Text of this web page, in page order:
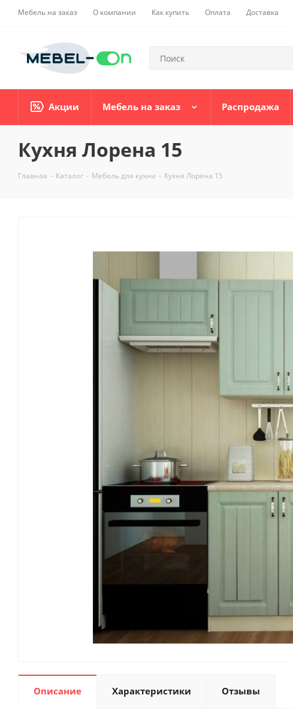
Мебель на заказ О компании Как купить Оплата Доставка
Акции Мебель на заказ Распродажа
Кухня Лорена 15
Главная - Каталог - Мебель для кухни - Кухня Лорена 15
Описание Характеристики Отзывы